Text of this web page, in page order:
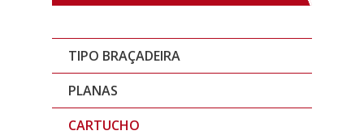
TIPO BRAÇADEIRA
PLANAS
CARTUCHO